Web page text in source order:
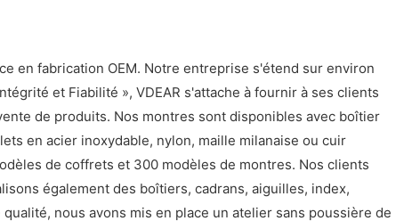
en fabrication OEM. Notre entreprise s'étend sur environ
et Fiabilité », VDEAR s'attache à fournir à ses clients
de produits. Nos montres sont disponibles avec boîtier
en acier inoxydable, nylon, maille milanaise ou cuir
de coffrets et 300 modèles de montres. Nos clients
également des boîtiers, cadrans, aiguilles, index,
nous avons mis en place un atelier sans poussière de